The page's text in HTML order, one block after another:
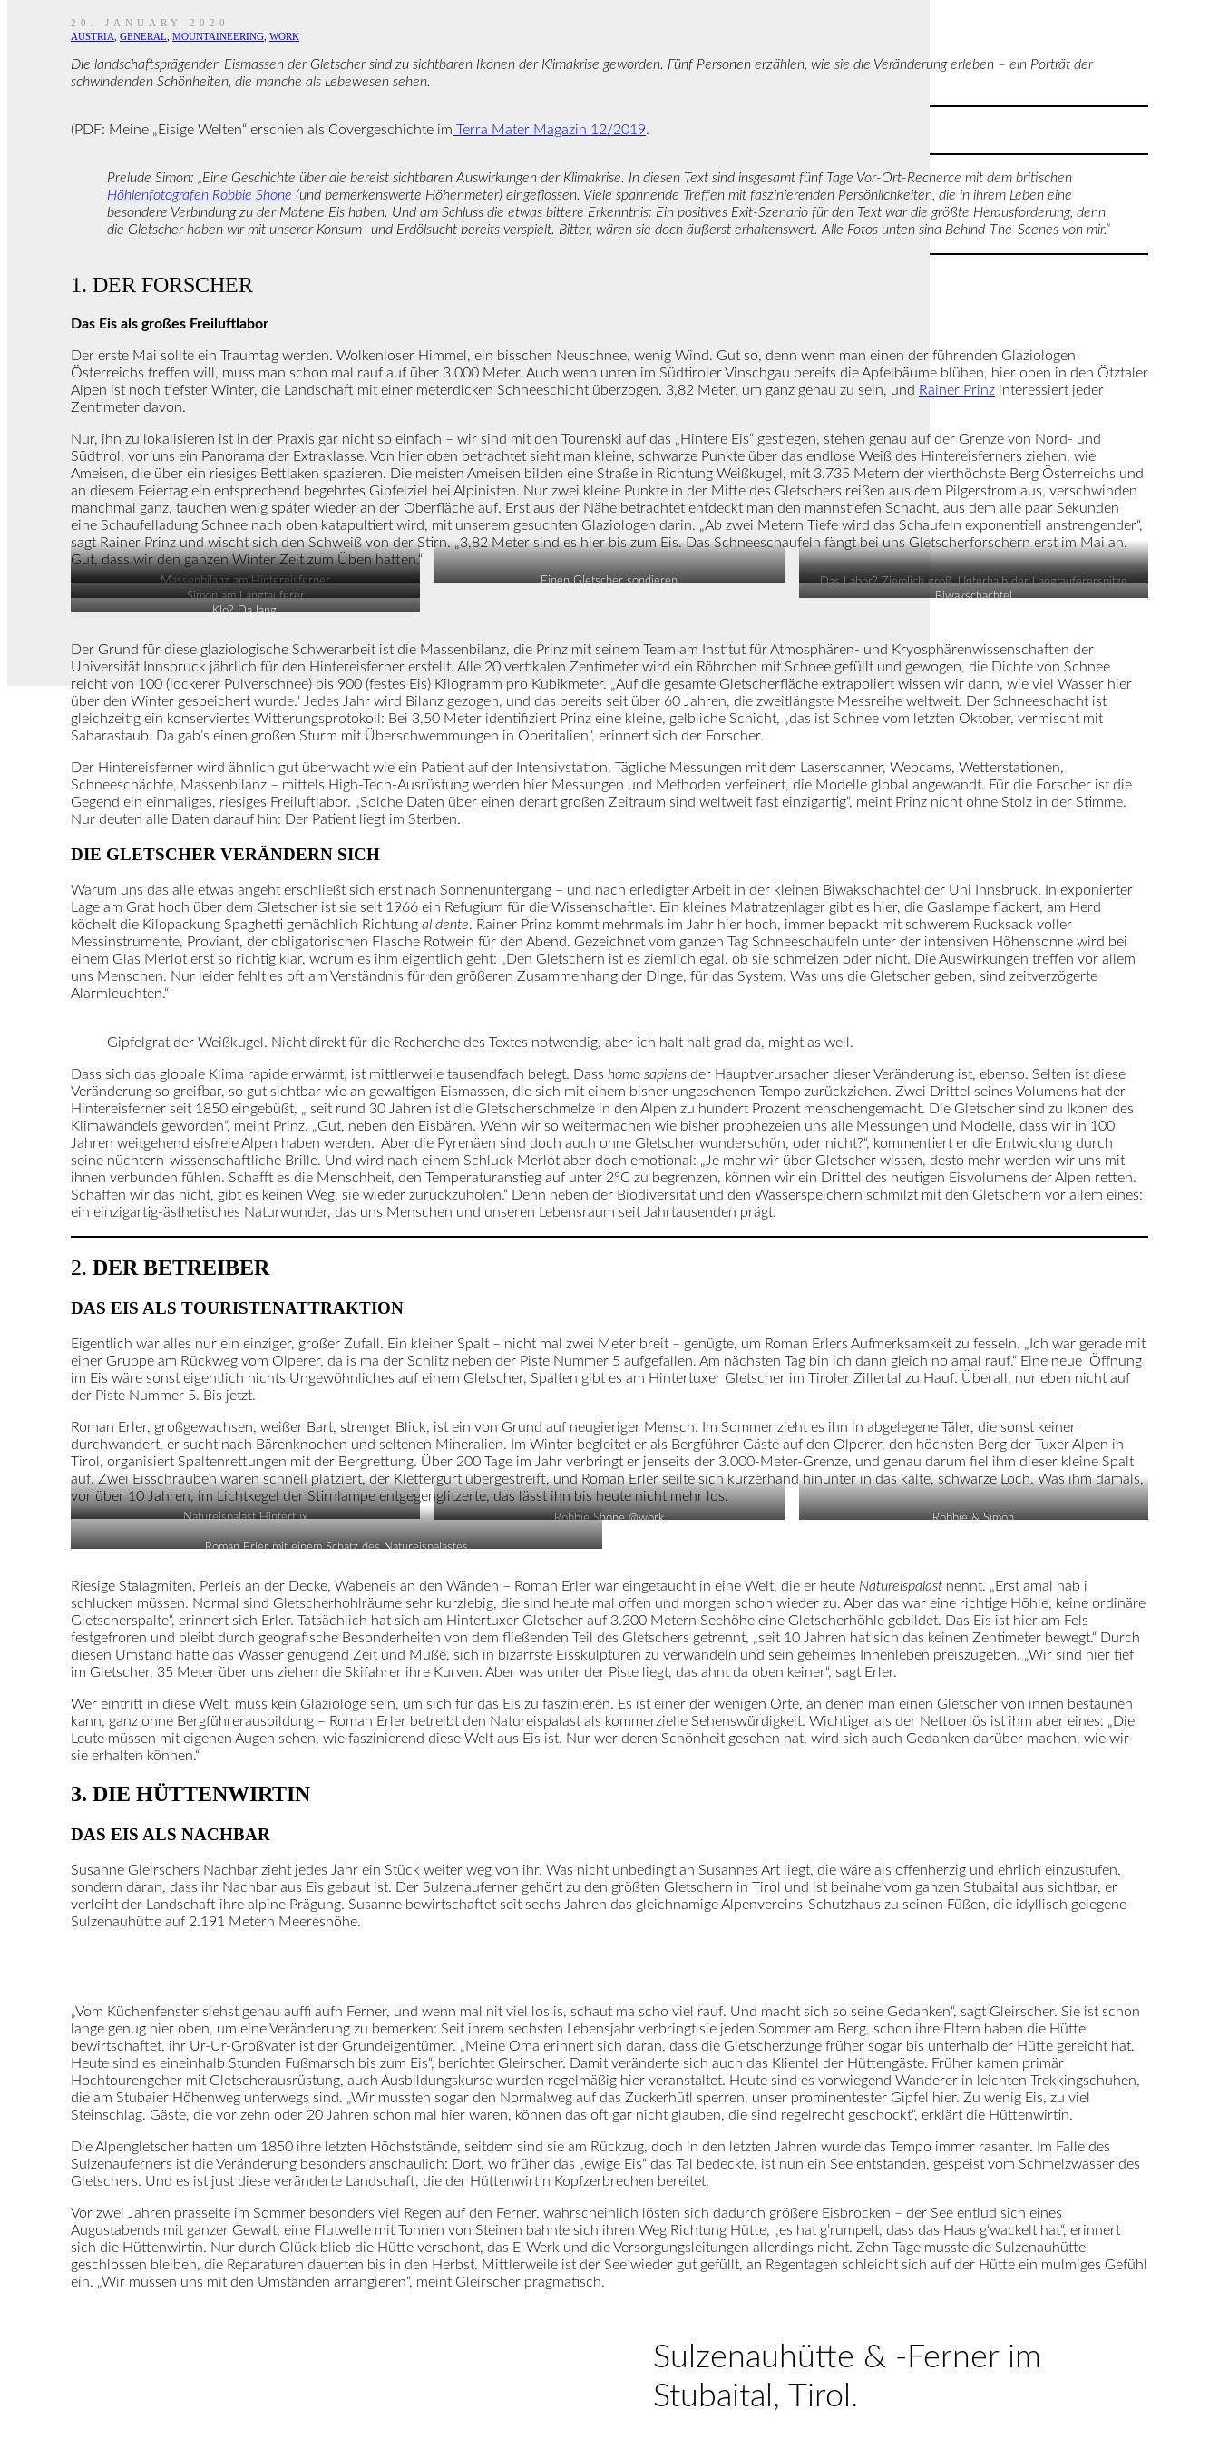
20. JANUARY 2020
AUSTRIA GENERAL MOUNTAINEERING WORK
Die landschaftsprägenden Eismassen der Gletscher sind zu sichtbaren Ikonen der Klimakrise geworden. Fünf Personen erzählen, wie sie die Veränderung erleben – ein Porträt der
schwindenden Schönheiten, die manche als Lebewesen sehen.
(PDF: Meine „Eisige Welten“ erschien als Covergeschichte im Terra Mater Magazin 12/2019.
Prelude Simon: „Eine Geschichte über die bereist sichtbaren Auswirkungen der Klimakrise. In diesen Text sind insgesamt fünf Tage Vor-Ort-Recherce mit dem britischen
Höhlenfotografen Robbie Shone (und bemerkenswerte Höhenmeter) eingeflossen. Viele spannende Treffen mit faszinierenden Persönlichkeiten, die in ihrem Leben eine
besondere Verbindung zu der Materie Eis haben. Und am Schluss die etwas bittere Erkenntnis: Ein positives Exit-Szenario für den Text war die größte Herausforderung, denn
die Gletscher haben wir mit unserer Konsum- und Erdölsucht bereits verspielt. Bitter, wären sie doch äußerst erhaltenswert. Alle Fotos unten sind Behind-The-Scenes von mir.“
1. DER FORSCHER
Das Eis als großes Freiluftlabor
Der erste Mai sollte ein Traumtag werden. Wolkenloser Himmel, ein bisschen Neuschnee, wenig Wind. Gut so, denn wenn man einen der führenden Glaziologen
Österreichs treffen will, muss man schon mal rauf auf über 3.000 Meter. Auch wenn unten im Südtiroler Vinschgau bereits die Apfelbäume blühen, hier oben in den Ötztaler
Alpen ist noch tiefster Winter, die Landschaft mit einer meterdicken Schneeschicht überzogen. 3,82 Meter, um ganz genau zu sein, und Rainer Prinz interessiert jeder
Zentimeter davon.
Nur, ihn zu lokalisieren ist in der Praxis gar nicht so einfach – wir sind mit den Tourenski auf das „Hintere Eis“ gestiegen, stehen genau auf der Grenze von Nord- und
Südtirol, vor uns ein Panorama der Extraklasse. Von hier oben betrachtet sieht man kleine, schwarze Punkte über das endlose Weiß des Hintereisferners ziehen, wie
Ameisen, die über ein riesiges Bettlaken spazieren. Die meisten Ameisen bilden eine Straße in Richtung Weißkugel, mit 3.735 Metern der vierthöchste Berg Österreichs und
an diesem Feiertag ein entsprechend begehrtes Gipfelziel bei Alpinisten. Nur zwei kleine Punkte in der Mitte des Gletschers reißen aus dem Pilgerstrom aus, verschwinden
manchmal ganz, tauchen wenig später wieder an der Oberfläche auf. Erst aus der Nähe betrachtet entdeckt man den mannstiefen Schacht, aus dem alle paar Sekunden
eine Schaufelladung Schnee nach oben katapultiert wird, mit unserem gesuchten Glaziologen darin. „Ab zwei Metern Tiefe wird das Schaufeln exponentiell anstrengender“,
sagt Rainer Prinz und wischt sich den Schweiß von der Stirn. „3,82 Meter sind es hier bis zum Eis. Das Schneeschaufeln fängt bei uns Gletscherforschern erst im Mai an.
Gut, dass wir den ganzen Winter Zeit zum Üben hatten.“
Massenbilanz am Hintereisferner Einen Gletscher sondieren
Das Labor? Ziemlich groß. Unterhalb der Langtaufererspitze
Simon am Langtauferer
Biwakschachtel
Klo? Da lang.
Der Grund für diese glaziologische Schwerarbeit ist die Massenbilanz, die Prinz mit seinem Team am Institut für Atmosphären- und Kryosphärenwissenschaften der
Universität Innsbruck jährlich für den Hintereisferner erstellt. Alle 20 vertikalen Zentimeter wird ein Röhrchen mit Schnee gefüllt und gewogen, die Dichte von Schnee
reicht von 100 (lockerer Pulverschnee) bis 900 (festes Eis) Kilogramm pro Kubikmeter. „Auf die gesamte Gletscherfläche extrapoliert wissen wir dann, wie viel Wasser hier
über den Winter gespeichert wurde.“ Jedes Jahr wird Bilanz gezogen, und das bereits seit über 60 Jahren, die zweitlängste Messreihe weltweit. Der Schneeschacht ist
gleichzeitig ein konserviertes Witterungsprotokoll: Bei 3,50 Meter identifiziert Prinz eine kleine, gelbliche Schicht, „das ist Schnee vom letzten Oktober, vermischt mit
Saharastaub. Da gab’s einen großen Sturm mit Überschwemmungen in Oberitalien“, erinnert sich der Forscher.
Der Hintereisferner wird ähnlich gut überwacht wie ein Patient auf der Intensivstation. Tägliche Messungen mit dem Laserscanner, Webcams, Wetterstationen,
Schneeschächte, Massenbilanz – mittels High-Tech-Ausrüstung werden hier Messungen und Methoden verfeinert, die Modelle global angewandt. Für die Forscher ist die
Gegend ein einmaliges, riesiges Freiluftlabor. „Solche Daten über einen derart großen Zeitraum sind weltweit fast einzigartig“, meint Prinz nicht ohne Stolz in der Stimme.
Nur deuten alle Daten darauf hin: Der Patient liegt im Sterben.
DIE GLETSCHER VERÄNDERN SICH
Warum uns das alle etwas angeht erschließt sich erst nach Sonnenuntergang – und nach erledigter Arbeit in der kleinen Biwakschachtel der Uni Innsbruck. In exponierter
Lage am Grat hoch über dem Gletscher ist sie seit 1966 ein Refugium für die Wissenschaftler. Ein kleines Matratzenlager gibt es hier, die Gaslampe flackert, am Herd
köchelt die Kilopackung Spaghetti gemächlich Richtung al dente. Rainer Prinz kommt mehrmals im Jahr hier hoch, immer bepackt mit schwerem Rucksack voller
Messinstrumente, Proviant, der obligatorischen Flasche Rotwein für den Abend. Gezeichnet vom ganzen Tag Schneeschaufeln unter der intensiven Höhensonne wird bei
einem Glas Merlot erst so richtig klar, worum es ihm eigentlich geht: „Den Gletschern ist es ziemlich egal, ob sie schmelzen oder nicht. Die Auswirkungen treffen vor allem
uns Menschen. Nur leider fehlt es oft am Verständnis für den größeren Zusammenhang der Dinge, für das System. Was uns die Gletscher geben, sind zeitverzögerte
Alarmleuchten.“
Gipfelgrat der Weißkugel. Nicht direkt für die Recherche des Textes notwendig, aber ich halt halt grad da, might as well.
Dass sich das globale Klima rapide erwärmt, ist mittlerweile tausendfach belegt. Dass homo sapiens der Hauptverursacher dieser Veränderung ist, ebenso. Selten ist diese
Veränderung so greifbar, so gut sichtbar wie an gewaltigen Eismassen, die sich mit einem bisher ungesehenen Tempo zurückziehen. Zwei Drittel seines Volumens hat der
Hintereisferner seit 1850 eingebüßt, „ seit rund 30 Jahren ist die Gletscherschmelze in den Alpen zu hundert Prozent menschengemacht. Die Gletscher sind zu Ikonen des
Klimawandels geworden“, meint Prinz. „Gut, neben den Eisbären. Wenn wir so weitermachen wie bisher prophezeien uns alle Messungen und Modelle, dass wir in 100
Jahren weitgehend eisfreie Alpen haben werden. Aber die Pyrenäen sind doch auch ohne Gletscher wunderschön, oder nicht?“, kommentiert er die Entwicklung durch
seine nüchtern-wissenschaftliche Brille. Und wird nach einem Schluck Merlot aber doch emotional: „Je mehr wir über Gletscher wissen, desto mehr werden wir uns mit
ihnen verbunden fühlen. Schafft es die Menschheit, den Temperaturanstieg auf unter 2°C zu begrenzen, können wir ein Drittel des heutigen Eisvolumens der Alpen retten.
Schaffen wir das nicht, gibt es keinen Weg, sie wieder zurückzuholen.“ Denn neben der Biodiversität und den Wasserspeichern schmilzt mit den Gletschern vor allem eines:
ein einzigartig-ästhetisches Naturwunder, das uns Menschen und unseren Lebensraum seit Jahrtausenden prägt.
2. DER BETREIBER
DAS EIS ALS TOURISTENATTRAKTION
Eigentlich war alles nur ein einziger, großer Zufall. Ein kleiner Spalt – nicht mal zwei Meter breit – genügte, um Roman Erlers Aufmerksamkeit zu fesseln. „Ich war gerade mit
einer Gruppe am Rückweg vom Olperer, da is ma der Schlitz neben der Piste Nummer 5 aufgefallen. Am nächsten Tag bin ich dann gleich no amal rauf.“ Eine neue Öffnung
im Eis wäre sonst eigentlich nichts Ungewöhnliches auf einem Gletscher, Spalten gibt es am Hintertuxer Gletscher im Tiroler Zillertal zu Hauf. Überall, nur eben nicht auf
der Piste Nummer 5. Bis jetzt.
Roman Erler, großgewachsen, weißer Bart, strenger Blick, ist ein von Grund auf neugieriger Mensch. Im Sommer zieht es ihn in abgelegene Täler, die sonst keiner
durchwandert, er sucht nach Bärenknochen und seltenen Mineralien. Im Winter begleitet er als Bergführer Gäste auf den Olperer, den höchsten Berg der Tuxer Alpen in
Tirol, organisiert Spaltenrettungen mit der Bergrettung. Über 200 Tage im Jahr verbringt er jenseits der 3.000-Meter-Grenze, und genau darum fiel ihm dieser kleine Spalt
auf. Zwei Eisschrauben waren schnell platziert, der Klettergurt übergestreift, und Roman Erler seilte sich kurzerhand hinunter in das kalte, schwarze Loch. Was ihm damals,
vor über 10 Jahren, im Lichtkegel der Stirnlampe entgegenglitzerte, das lässt ihn bis heute nicht mehr los.
Natureispalast Hintertux Robbie Shone @work Robbie & Simon
Roman Erler mit einem Schatz des Natureispalastes
Riesige Stalagmiten, Perleis an der Decke, Wabeneis an den Wänden – Roman Erler war eingetaucht in eine Welt, die er heute Natureispalast nennt. „Erst amal hab i
schlucken müssen. Normal sind Gletscherhohlräume sehr kurzlebig, die sind heute mal offen und morgen schon wieder zu. Aber das war eine richtige Höhle, keine ordinäre
Gletscherspalte“, erinnert sich Erler. Tatsächlich hat sich am Hintertuxer Gletscher auf 3.200 Metern Seehöhe eine Gletscherhöhle gebildet. Das Eis ist hier am Fels
festgefroren und bleibt durch geografische Besonderheiten von dem fließenden Teil des Gletschers getrennt, „seit 10 Jahren hat sich das keinen Zentimeter bewegt.“ Durch
diesen Umstand hatte das Wasser genügend Zeit und Muße, sich in bizarrste Eisskulpturen zu verwandeln und sein geheimes Innenleben preiszugeben. „Wir sind hier tief
im Gletscher, 35 Meter über uns ziehen die Skifahrer ihre Kurven. Aber was unter der Piste liegt, das ahnt da oben keiner“, sagt Erler.
Wer eintritt in diese Welt, muss kein Glaziologe sein, um sich für das Eis zu faszinieren. Es ist einer der wenigen Orte, an denen man einen Gletscher von innen bestaunen
kann, ganz ohne Bergführerausbildung – Roman Erler betreibt den Natureispalast als kommerzielle Sehenswürdigkeit. Wichtiger als der Nettoerlös ist ihm aber eines: „Die
Leute müssen mit eigenen Augen sehen, wie faszinierend diese Welt aus Eis ist. Nur wer deren Schönheit gesehen hat, wird sich auch Gedanken darüber machen, wie wir
sie erhalten können.“
3. DIE HÜTTENWIRTIN
DAS EIS ALS NACHBAR
Susanne Gleirschers Nachbar zieht jedes Jahr ein Stück weiter weg von ihr. Was nicht unbedingt an Susannes Art liegt, die wäre als offenherzig und ehrlich einzustufen,
sondern daran, dass ihr Nachbar aus Eis gebaut ist. Der Sulzenauferner gehört zu den größten Gletschern in Tirol und ist beinahe vom ganzen Stubaital aus sichtbar, er
verleiht der Landschaft ihre alpine Prägung. Susanne bewirtschaftet seit sechs Jahren das gleichnamige Alpenvereins-Schutzhaus zu seinen Füßen, die idyllisch gelegene
Sulzenauhütte auf 2.191 Metern Meereshöhe.
„Vom Küchenfenster siehst genau auffi aufn Ferner, und wenn mal nit viel los is, schaut ma scho viel rauf. Und macht sich so seine Gedanken“, sagt Gleirscher. Sie ist schon
lange genug hier oben, um eine Veränderung zu bemerken: Seit ihrem sechsten Lebensjahr verbringt sie jeden Sommer am Berg, schon ihre Eltern haben die Hütte
bewirtschaftet, ihr Ur-Ur-Großvater ist der Grundeigentümer. „Meine Oma erinnert sich daran, dass die Gletscherzunge früher sogar bis unterhalb der Hütte gereicht hat.
Heute sind es eineinhalb Stunden Fußmarsch bis zum Eis“, berichtet Gleirscher. Damit veränderte sich auch das Klientel der Hüttengäste. Früher kamen primär
Hochtourengeher mit Gletscherausrüstung, auch Ausbildungskurse wurden regelmäßig hier veranstaltet. Heute sind es vorwiegend Wanderer in leichten Trekkingschuhen,
die am Stubaier Höhenweg unterwegs sind. „Wir mussten sogar den Normalweg auf das Zuckerhütl sperren, unser prominentester Gipfel hier. Zu wenig Eis, zu viel
Steinschlag. Gäste, die vor zehn oder 20 Jahren schon mal hier waren, können das oft gar nicht glauben, die sind regelrecht geschockt“, erklärt die Hüttenwirtin.
Die Alpengletscher hatten um 1850 ihre letzten Höchststände, seitdem sind sie am Rückzug, doch in den letzten Jahren wurde das Tempo immer rasanter. Im Falle des
Sulzenauferners ist die Veränderung besonders anschaulich: Dort, wo früher das „ewige Eis“ das Tal bedeckte, ist nun ein See entstanden, gespeist vom Schmelzwasser des
Gletschers. Und es ist just diese veränderte Landschaft, die der Hüttenwirtin Kopfzerbrechen bereitet.
Vor zwei Jahren prasselte im Sommer besonders viel Regen auf den Ferner, wahrscheinlich lösten sich dadurch größere Eisbrocken – der See entlud sich eines
Augustabends mit ganzer Gewalt, eine Flutwelle mit Tonnen von Steinen bahnte sich ihren Weg Richtung Hütte, „es hat g’rumpelt, dass das Haus g‘wackelt hat“, erinnert
sich die Hüttenwirtin. Nur durch Glück blieb die Hütte verschont, das E-Werk und die Versorgungsleitungen allerdings nicht. Zehn Tage musste die Sulzenauhütte
geschlossen bleiben, die Reparaturen dauerten bis in den Herbst. Mittlerweile ist der See wieder gut gefüllt, an Regentagen schleicht sich auf der Hütte ein mulmiges Gefühl
ein. „Wir müssen uns mit den Umständen arrangieren“, meint Gleirscher pragmatisch.
Sulzenauhütte & -Ferner im
Stubaital, Tirol.